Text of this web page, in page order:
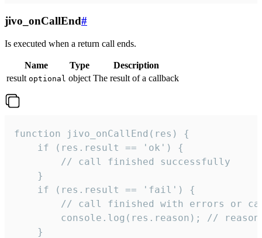
jivo_onCallEnd#
Is executed when a return call ends.
Name Type
Description
result optional object The result of a callback
function jivo_onCallEnd(res) {
    if (res.result == 'ok') {
        // call finished successfully
    }
    if (res.result == 'fail') {
// call finished with errors or
console.log(res.reason); //
    }